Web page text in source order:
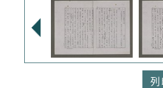
列